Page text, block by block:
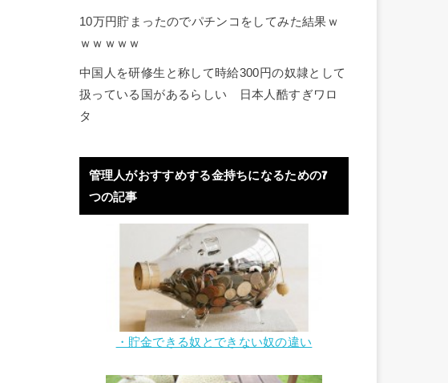
10万円貯まったのでパチンコをしてみた結果ｗ
ｗｗｗｗｗ
中国人を研修生と称して時給300円の奴隷として
扱っている国があるらしい 日本人酷すぎワロ
タ
管理人がおすすめする金持ちになるための7
つの記事
・貯金できる奴とできない奴の違い